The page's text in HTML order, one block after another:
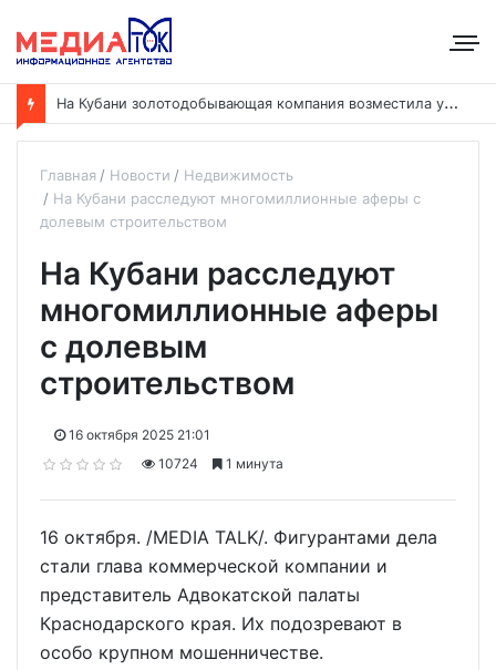
Н
а Кубани золотодобывающая компания возместила ущерб рекам на сумму почти 28 млн рублей
Главная Новости
Недвижимость
На Кубани расследуют многомиллионные аферы с
долевым строительством
На Кубани расследуют
многомиллионные аферы
с долевым
строительством
16 октября 2025 21:01
10724
1 минута
16 октября. /MEDIA TALK/. Фигурантами дела
стали глава коммерческой компании и
представитель Адвокатской палаты
Краснодарского края. Их подозревают в
особо крупном мошенничестве.